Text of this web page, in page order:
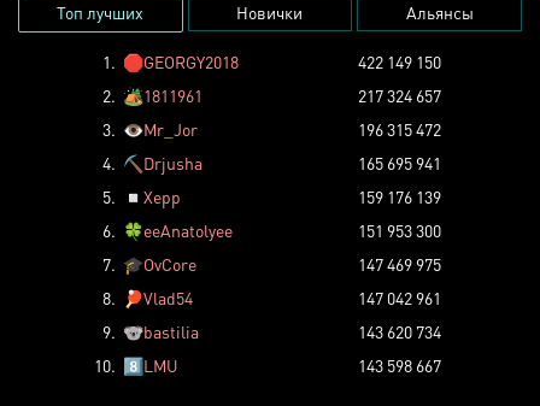
Топ лучших Новички Альянсы
1. 🛑GEORGY2018
422 149 150
2. 🏕️1811961
217 324 657
3. 👁️Mr_Jor
196 315 472
4. ⛏️ Drjusha
165 695 941
5.
◽ Xepp
159 176 139
6. 🍀eeAnatolyee
151 953 300
7. 🎓OvCore
147 469 975
8.
🏓Vlad54
147 042 961
9. 🐨bastilia
143 620 734
10. 8️⃣LMU 143 598 667